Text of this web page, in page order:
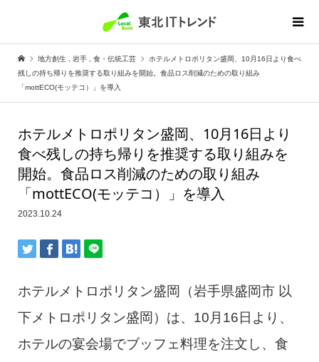
地方創生 岩手 食・伝統工芸
ホテルメトロポリタン盛岡、10月16日より食べ
残しの持ち帰りを推奨する取り組みを開始。食品ロス削減のための取り組み
「mottECO(モッテコ）」を導入
ホテルメトロポリタン盛岡、10月16日より
食べ残しの持ち帰りを推奨する取り組みを
開始。食品ロス削減のための取り組み
「mottECO(モッテコ）」を導入
2023.10.24
ホテルメトロポリタン盛岡（岩手県盛岡市 以
下メトロポリタン盛岡）は、10月16日より、
ホテルの宴会場でブッフェ料理を注文し、食